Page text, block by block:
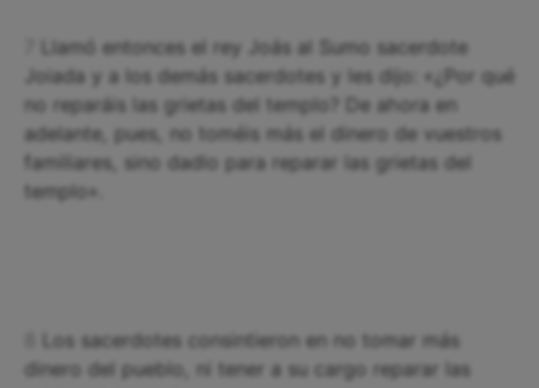
Llamó entonces el rey Joás al Sumo sacerdote
Joiada y a los demás sacerdotes y les dijo: «¿Por qué
no reparáis las grietas del templo? De ahora en
adelante, pues, no toméis más el dinero de vuestros
familiares, sino dadlo para reparar las grietas del
templo».
Los sacerdotes consintieron en no tomar más
dinero del pueblo, ni tener a su cargo reparar las